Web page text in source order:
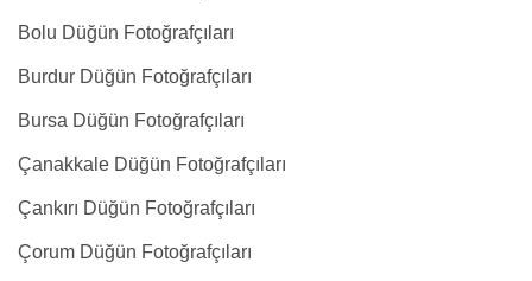
Bolu Düğün Fotoğrafçıları
Burdur Düğün Fotoğrafçıları
Bursa Düğün Fotoğrafçıları
Çanakkale Düğün Fotoğrafçıları
Çankırı Düğün Fotoğrafçıları
Çorum Düğün Fotoğrafçıları